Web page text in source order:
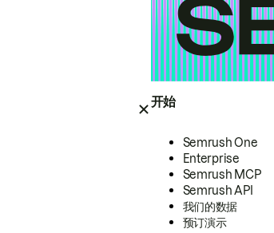
开始
Semrush One
Enterprise
Semrush MCP
Semrush API
我们的数据
预订演示